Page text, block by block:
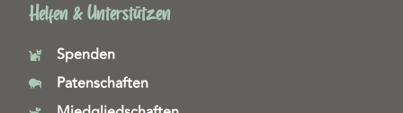
Helfen & Unterstützen
Spenden
Patenschaften